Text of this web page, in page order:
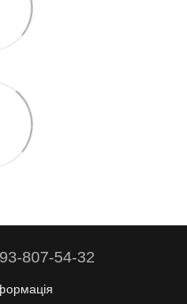
807-54-32